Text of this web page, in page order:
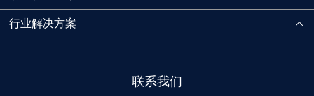
行业解决方案
联系我们